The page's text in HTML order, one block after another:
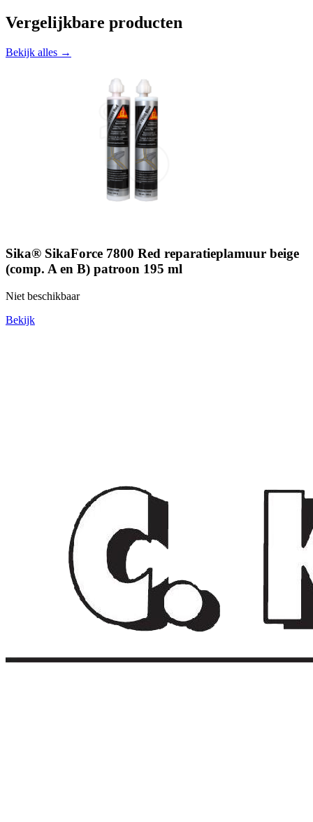
Vergelijkbare producten
Bekijk alles →
Sika® SikaForce 7800 Red reparatieplamuur beige
(comp. A en B) patroon 195 ml
Niet beschikbaar
Bekijk